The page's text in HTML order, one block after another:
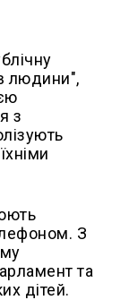
людини",
з
З
та
дітей.